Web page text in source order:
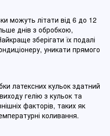
можуть літати від 6 до 12
днів з обробкою,
зберігати їх подалі
уникати прямого
латексних кульок здатний
гелію з кульок та
факторів, таких як
коливання.